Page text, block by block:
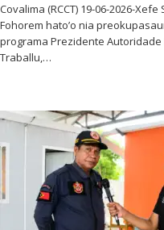
Covalima (RCCT) 19-06-2026-
Fohorem hato’o nia
programa Prezidente
Traballu,…